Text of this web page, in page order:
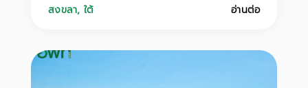
สงขลา, ใต้ อ่านต่อ